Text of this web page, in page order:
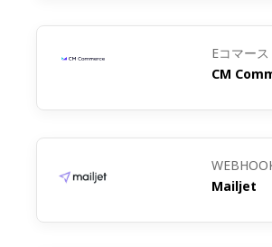
度を評価し、サービスの改善領
ためのアンケートを送信します。
Eコマース
CM
Mailjet